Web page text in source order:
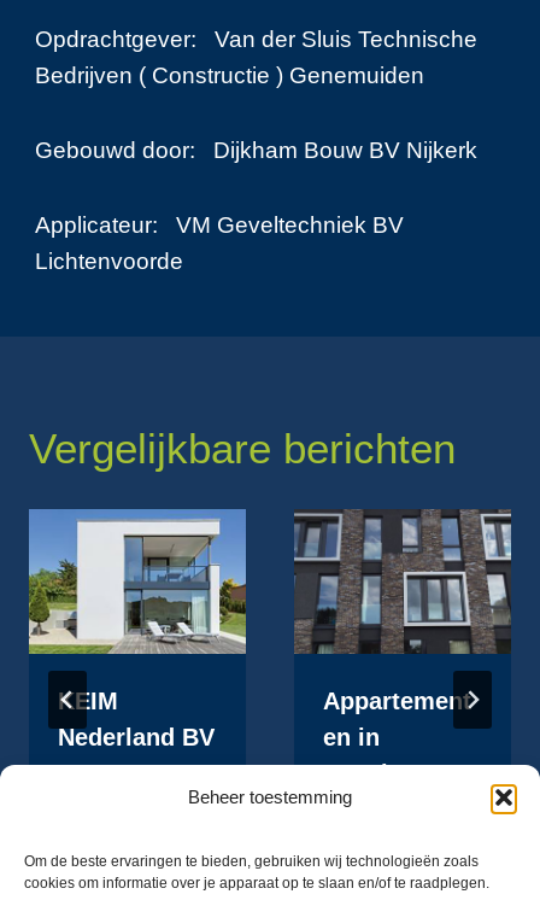
Beheer toestemming
Om de beste ervaringen te bieden, gebruiken wij technologieën zoals
cookies om informatie over je apparaat op te slaan en/of te raadplegen.
Opdrachtgever: Van der Sluis Technische
Bedrijven ( Constructie ) Genemuiden
Gebouwd door: Dijkham Bouw BV Nijkerk
Applicateur: VM Geveltechniek BV
Lichtenvoorde
Vergelijkbare berichten
KEIM
Nederland BV
Appartement
en in
Groningen